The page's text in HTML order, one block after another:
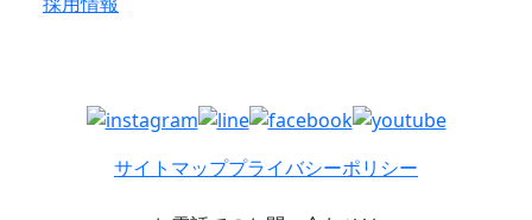
サイトマッププライバシーポリシー